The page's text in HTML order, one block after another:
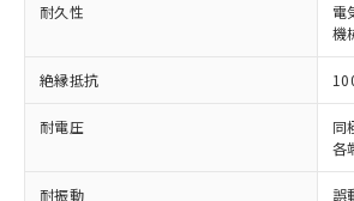
耐久性
電
機
絶縁抵抗
耐電圧
同
各
耐振動 誤
以下の条件をお読みいただき、
ご利用ください。
本サービスは、当社制御機
商品の当社在庫状況およ
(税抜)を提供させていただ
対応予定なし：EU RoHS指令
非含有に非対応の商品で、対応
定はありません。
調査・確認中：EU RoHS指令
非含有の対応状況を調査中また
非該当品：ライセンス料など無
「○」：最大均質材料含有率が